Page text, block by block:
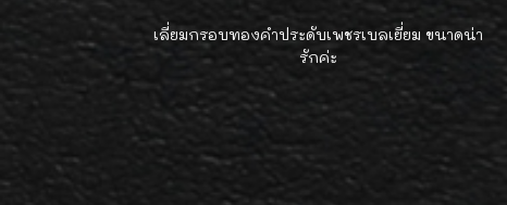
เลี่ยมกรอบทองคำประดับเพชรเบลเยี่ยม ขนาดน่า
รักค่ะ